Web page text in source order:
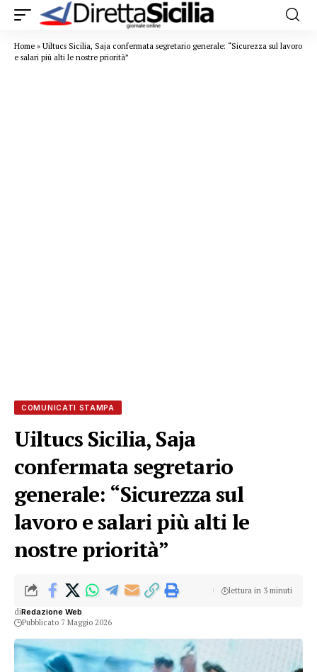
Home » Uiltucs Sicilia, Saja confermata segretario generale: “Sicurezza sul lavoro
e salari più alti le nostre priorità”
COMUNICATI STAMPA
Uiltucs Sicilia, Saja
confermata segretario
generale: “Sicurezza sul
lavoro e salari più alti le
nostre priorità”
diRedazione Web
Pubblicato 7 Maggio 2026
lettura in 3 minuti